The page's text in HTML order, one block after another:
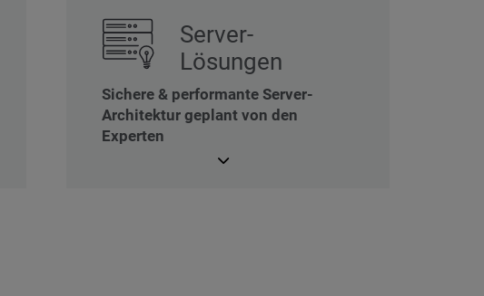
Server-
Lösungen
Sichere & performante Server-
Architektur geplant von den
Experten